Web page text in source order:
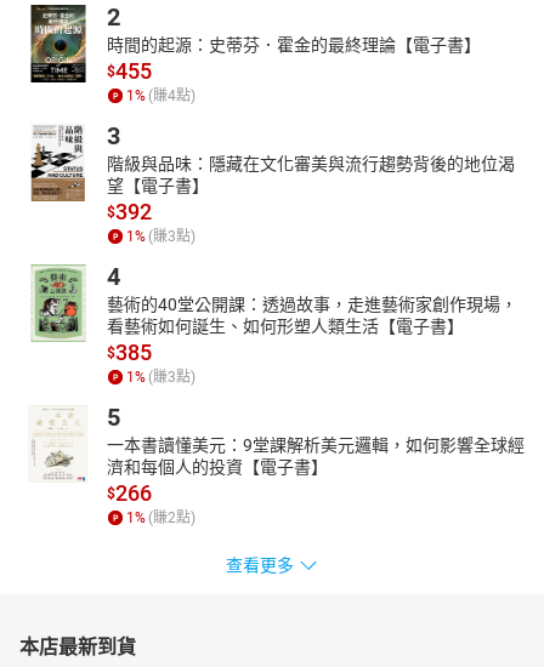
2
時間的起源：史蒂芬．霍金的最終理論【電子書】
$455
1% (賺4點)
3
階級與品味：隱藏在文化審美與流行趨勢背後的地位渴
望【電子書】
$392
1% (賺3點)
4
藝術的40堂公開課：透過故事，走進藝術家創作現場，
看藝術如何誕生、如何形塑人類生活【電子書】
$385
1% (賺3點)
5
一本書讀懂美元：9堂課解析美元邏輯，如何影響全球經
濟和每個人的投資【電子書】
$266
1% (賺2點)
查看更多
本店最新到貨